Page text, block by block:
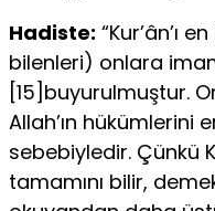
Hadiste: “Kur’ân’ı
bilenleri) onlara
[15]buyurulmuştur.
Al­lah’ın hükümlerini
sebebiyledir. Çünkü
tamamını bilir,